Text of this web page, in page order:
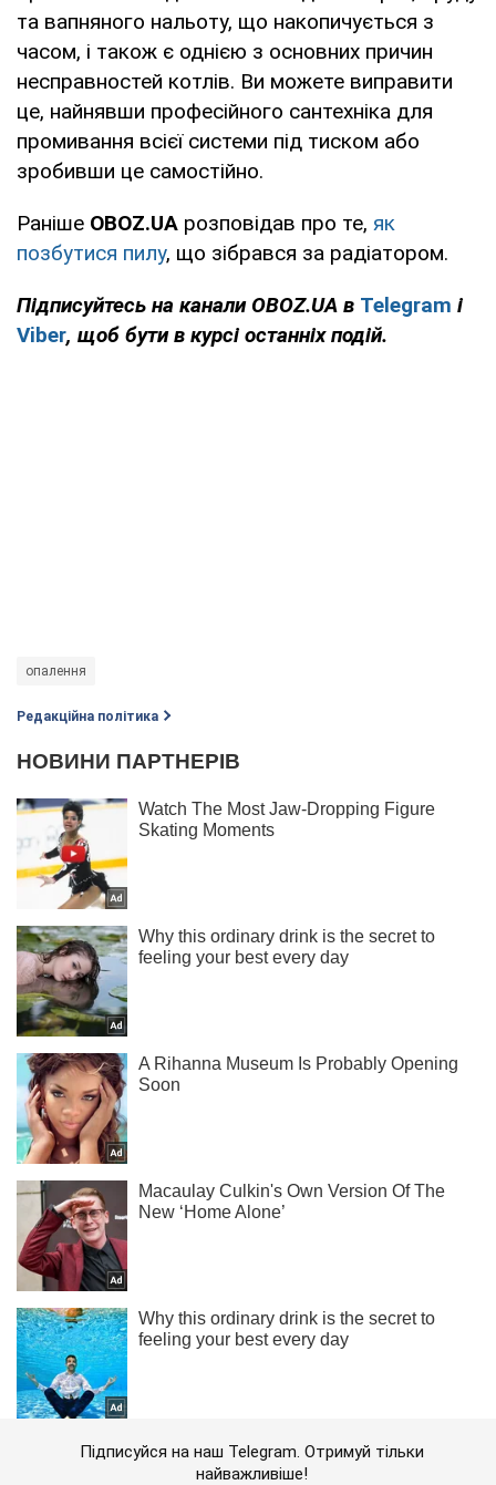
та вапняного нальоту, що накопичується з
часом, і також є однією з основних причин
несправностей котлів. Ви можете виправити
це, найнявши професійного сантехніка для
промивання всієї системи під тиском або
зробивши це самостійно.
Раніше OBOZ.UA розповідав про те, як
позбутися пилу, що зібрався за радіатором.
Підписуйтесь на канали OBOZ.UA в Telegram і
Viber, щоб бути в курсі останніх подій.
опалення
Редакційна політика
Підписуйся на наш Telegram. Отримуй тільки
найважливіше!